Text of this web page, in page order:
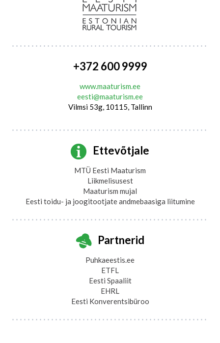
+372 600 9999
www.maaturism.ee
eesti@maaturism.ee
Vilmsi 53g, 10115, Tallinn
Ettevõtjale
MTÜ Eesti Maaturism
Liikmelisusest
Maaturism mujal
Eesti toidu- ja joogitootjate andmebaasiga liitumine
Partnerid
Puhkaeestis.ee
ETFL
Eesti Spaaliit
EHRL
Eesti Konverentsibüroo